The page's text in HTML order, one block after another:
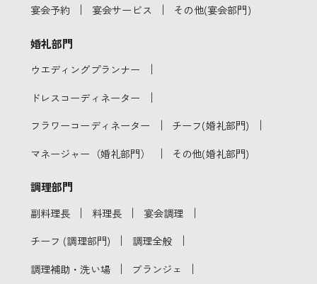
宴会予約 ｜ 宴会サービス ｜ その他(宴会部門)
婚礼部門
ウエディングプランナー ｜
ドレスコーディネーター ｜
フラワーコーディネーター ｜ チーフ(婚礼部門) ｜
マネージャー（婚礼部門） ｜ その他(婚礼部門)
調理部門
副料理長 ｜ 料理長 ｜ 宴会調理 ｜
チーフ (調理部門) ｜ 調理全般 ｜
調理補助・洗い場 ｜ ブランジェ ｜